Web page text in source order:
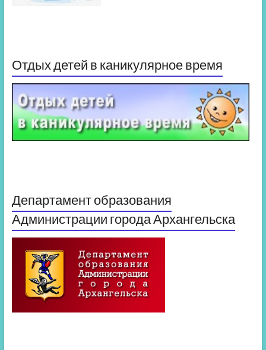
Отдых детей в каникулярное время
Департамент образования
Администрации города Архангельска